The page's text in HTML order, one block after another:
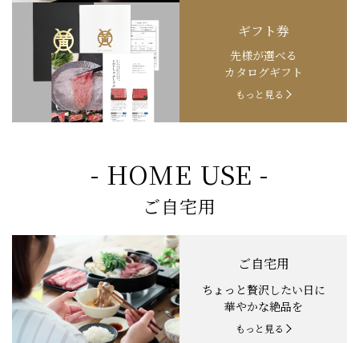
ギフト券
先様が選べる
カタログギフト
もっと見る
- HOME USE -
ご自宅用
ご自宅用
ちょっと贅沢したい日に
華やかな絶品を
もっと見る